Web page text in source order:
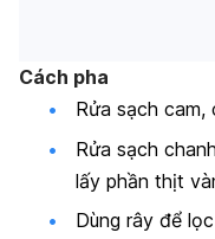
Cách pha
Rửa sạch
Rửa sạch
lấy phần thịt
Dùng rây để